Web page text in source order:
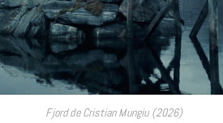
Fjord de Cristian Mungiu (2026)